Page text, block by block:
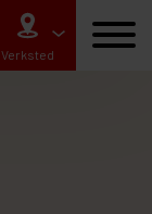
Verksted